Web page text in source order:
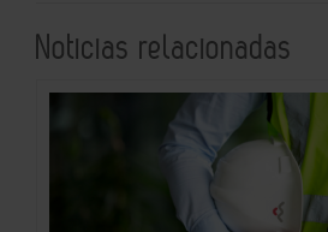
Noticias relacionadas